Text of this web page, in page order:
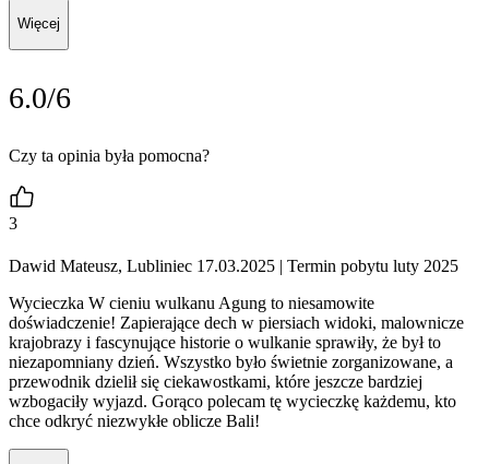
Więcej
6.0/6
Czy ta opinia była pomocna?
3
Dawid Mateusz, Lubliniec 17.03.2025 | Termin pobytu luty 2025
Wycieczka W cieniu wulkanu Agung to niesamowite
doświadczenie! Zapierające dech w piersiach widoki, malownicze
krajobrazy i fascynujące historie o wulkanie sprawiły, że był to
niezapomniany dzień. Wszystko było świetnie zorganizowane, a
przewodnik dzielił się ciekawostkami, które jeszcze bardziej
wzbogaciły wyjazd. Gorąco polecam tę wycieczkę każdemu, kto
chce odkryć niezwykłe oblicze Bali!